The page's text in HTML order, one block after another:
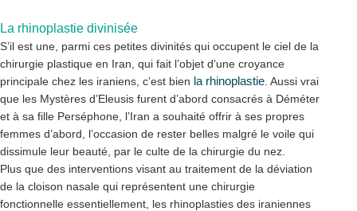
La rhinoplastie divinisée
S’il est une, parmi ces petites divinités qui occupent le ciel de la
chirurgie plastique en Iran, qui fait l’objet d’une croyance
principale chez les iraniens, c’est bien la rhinoplastie . Aussi vrai
que les Mystères d’Eleusis furent d’abord consacrés à Déméter
et à sa fille Perséphone, l’Iran a souhaité offrir à ses propres
femmes d’abord, l’occasion de rester belles malgré le voile qui
dissimule leur beauté, par le culte de la chirurgie du nez.
Plus que des interventions visant au traitement de la déviation
de la cloison nasale qui représentent une chirurgie
fonctionnelle essentiellement, les rhinoplasties des iraniennes